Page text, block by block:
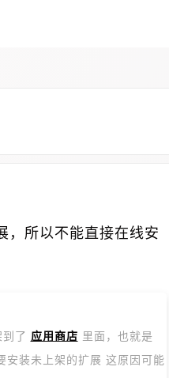
，所以不能直接在线安
了 应用商店 里面，也就是
安装未上架的扩展 这原因可能